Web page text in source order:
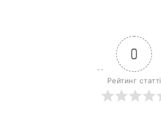
0
Рейтинг статті